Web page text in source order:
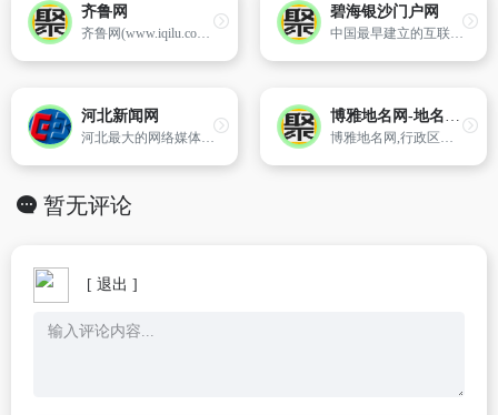
齐鲁网
齐鲁网(www.iqilu.com),是山东电视台主办的山东重点新闻网站、山东第一视频门户,并致力于打造天下山东人第一网上精神家园、山东第一开放互动社区、山东第一民生服务平台、山东第一网络营销媒介。齐鲁网以“品位,价值,影响力”为追求,以“齐鲁、民生、视频、互动、原创、服务”为特色,精心培植“老乡、民生、山东网络电视台、齐鲁社区”等品牌栏目。上齐鲁网,...
碧海银沙门户网
中国最早建立的互联网站之一,为用户提供丰富实用的信息资讯、特色鲜明的各类个人及企业服务,旗下拥有著名电子贺卡站心意坊,原创网络文学站且听风吟等.同时为粤西地区最大综合网站,全面提供湛江新闻,生活,商业,消费资讯.
河北新闻网
河北最大的网络媒体,河北第一门户网站。由河北日报报业集团主办。
博雅地名网-地名、行政区划参考指南
博雅地名网,行政区划,政区介绍,行政区划,各省份资料,行政区域划分,含各乡镇介绍,最全的行政区划网站
暂无评论
[ 退出 ]